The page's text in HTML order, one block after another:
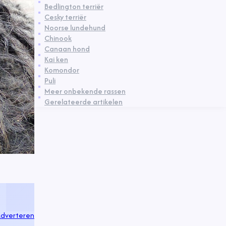
Bedlington terriër
Cesky terriër
Noorse lundehund
Chinook
Canaan hond
Kai ken
Komondor
Puli
Meer onbekende rassen
Gerelateerde artikelen